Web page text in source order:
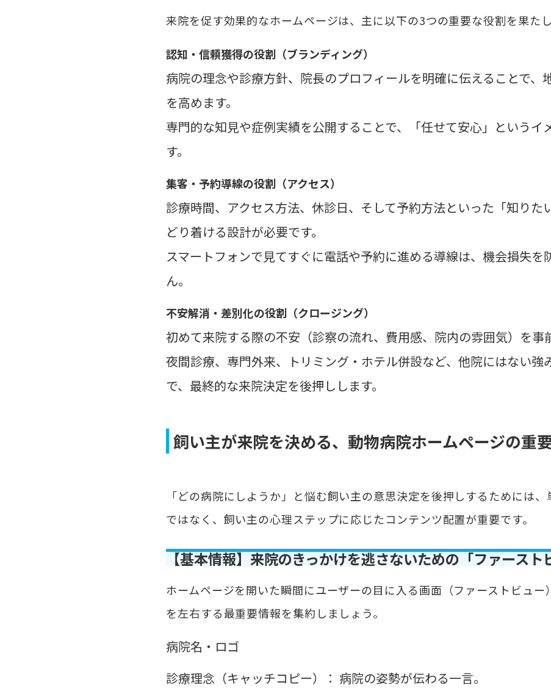
来院を促す効果的なホームページは、主に以下の3つの重要な役割を果たし
認知・信頼獲得の役割（ブランディング）
病院の理念や診療方針、院長のプロフィールを明確に伝えることで、
を高めます。
専門的な知見や症例実績を公開することで、「任せて安心」というイ
す。
集客・予約導線の役割（アクセス）
診療時間、アクセス方法、休診日、そして予約方法といった「知りた
どり着ける設計が必要です。
スマートフォンで見てすぐに電話や予約に進める導線は、機会損失を
ん。
不安解消・差別化の役割（クロージング）
初めて来院する際の不安（診察の流れ、費用感、院内の雰囲気）を事
夜間診療、専門外来、トリミング・ホテル併設など、他院にはない強
で、最終的な来院決定を後押しします。
飼い主が来院を決める、動物病院ホームページの重
「どの病院にしようか」と悩む飼い主の意思決定を後押しするためには
ではなく、飼い主の心理ステップに応じたコンテンツ配置が重要です。
【基本情報】来院のきっかけを逃さないための「ファースト
ホームページを開いた瞬間にユーザーの目に入る画面（ファーストビュー
を左右する最重要情報を集約しましょう。
病院名・ロゴ
診療理念（キャッチコピー）： 病院の姿勢が伝わる一言。